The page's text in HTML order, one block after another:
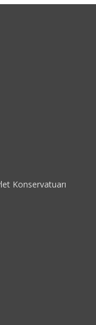
Konservatuarı